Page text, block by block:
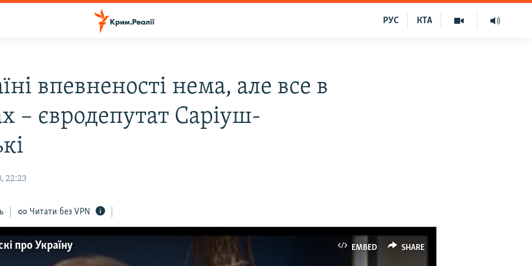
КТА
РУС
впевненості нема, але все в
– євродепутат Саріуш-
22:23
Читати без VPN
EMBED SHARE
про Україну